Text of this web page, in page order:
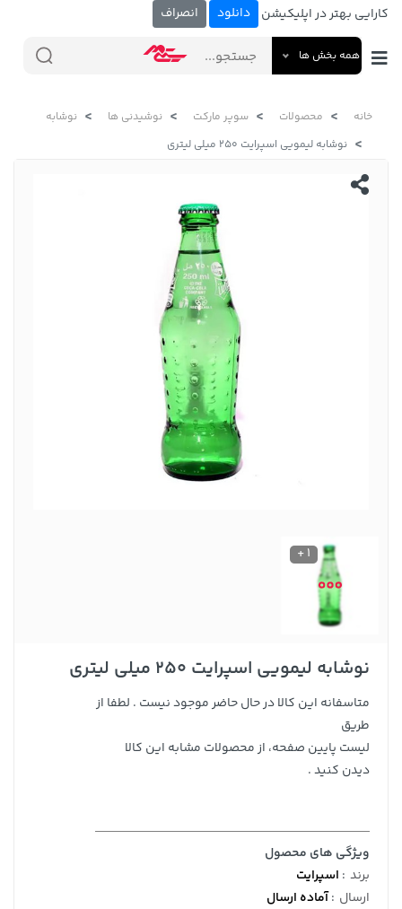
کارایی بهتر در اپلیکیشن دانلود انصراف
همه بخش ها
خانه محصولات سوپر مارکت نوشیدنی ها
نوشابه
نوشابه لیمویی اسپرایت 250 میلی لیتری
1 +
نوشابه لیمویی اسپرایت 250 میلی لیتری
متاسفانه این کالا در حال حاضر موجود نیست . لطفا از
طریق
لیست پایین صفحه، از محصولات مشابه این کالا
دیدن کنید .
ویژگی های محصول
برند : اسپرایت
ارسال :آماده ارسال